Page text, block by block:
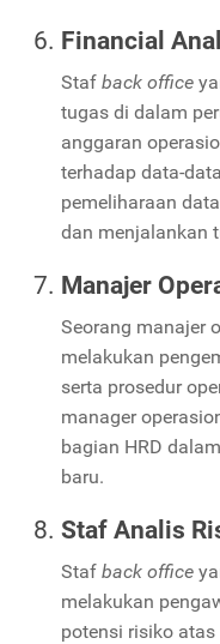
Financial
Staf back office
tugas di dalam
anggaran
terhadap data-
pemeliharaan
dan menjalankan
Manajer
Seorang manajer
melakukan
serta prosedur
manager
bagian HRD
baru.
Staf Analis
Staf back office
melakukan
potensi risiko